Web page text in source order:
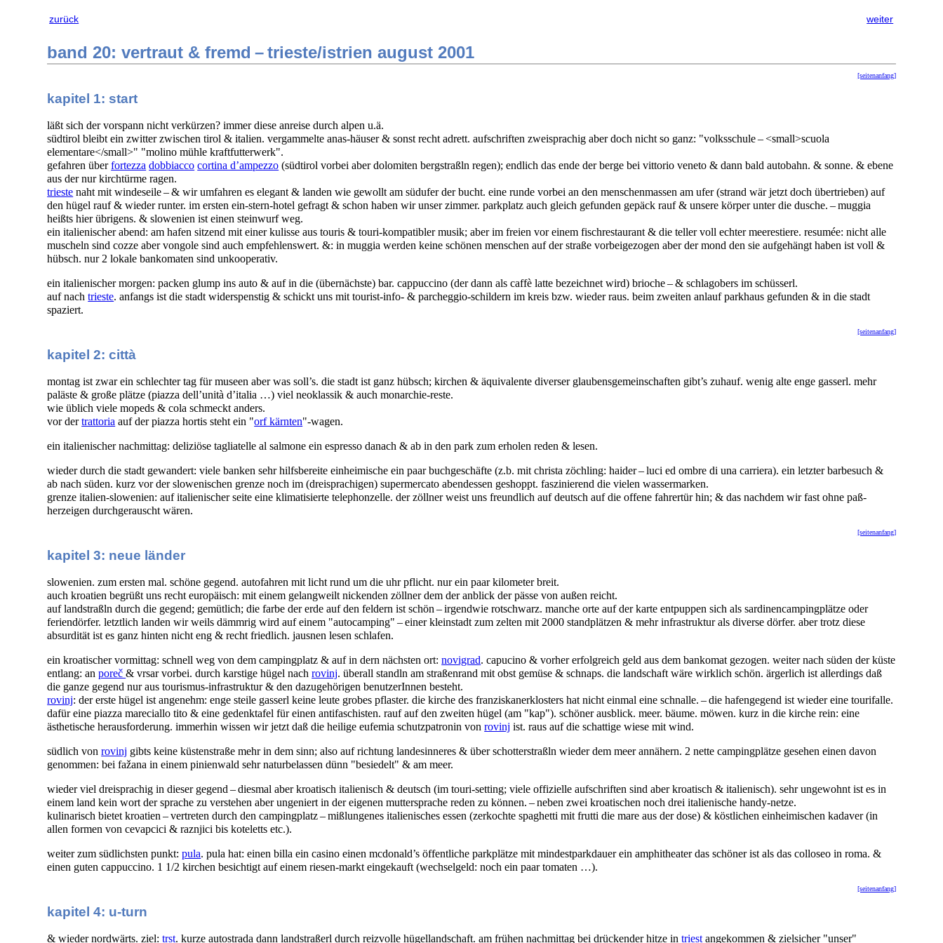
zurück weiter
band 20: vertraut & fremd – trieste/istrien august 2001
[seitenanfang]
kapitel 1: start
läßt sich der vorspann nicht verkürzen? immer diese anreise durch alpen u.ä.
südtirol bleibt ein zwitter zwischen tirol & italien. vergammelte anas-häuser & sonst recht adrett. aufschriften zweisprachig aber doch nicht so ganz: "volksschule – <small>scuola
elementare</small>" "molino mühle kraftfutterwerk".
gefahren überfortezza dobbiacco cortina d’ampezzo (südtirol vorbei aber dolomiten bergstraßln regen); endlich das ende der berge bei vittorio veneto & dann bald autobahn. & sonne. & ebene
aus der nur kirchtürme ragen.
trieste naht mit windeseile – & wir umfahren es elegant & landen wie gewollt am südufer der bucht. eine runde vorbei an den menschenmassen am ufer (strand wär jetzt doch übertrieben) auf
den hügel rauf & wieder runter. im ersten ein-stern-hotel gefragt & schon haben wir unser zimmer. parkplatz auch gleich gefunden gepäck rauf & unsere körper unter die dusche. – muggia
heißts hier übrigens. & slowenien ist einen steinwurf weg.
ein italienischer abend: am hafen sitzend mit einer kulisse aus touris & touri-kompatibler musik; aber im freien vor einem fischrestaurant & die teller voll echter meerestiere. resumée: nicht alle
muscheln sind cozze aber vongole sind auch empfehlenswert. &: in muggia werden keine schönen menschen auf der straße vorbeigezogen aber der mond den sie aufgehängt haben ist voll &
hübsch. nur 2 lokale bankomaten sind unkooperativ.
ein italienischer morgen: packen glump ins auto & auf in die (übernächste) bar. cappuccino (der dann als caffè latte bezeichnet wird) brioche – & schlagobers im schüsserl.
auf nachtrieste. anfangs ist die stadt widerspenstig & schickt uns mit tourist-info- & parcheggio-schildern im kreis bzw. wieder raus. beim zweiten anlauf parkhaus gefunden & in die stadt
spaziert.
[seitenanfang]
kapitel 2: città
montag ist zwar ein schlechter tag für museen aber was soll’s. die stadt ist ganz hübsch; kirchen & äquivalente diverser glaubensgemeinschaften gibt’s zuhauf. wenig alte enge gasserl. mehr
paläste & große plätze (piazza dell’unità d’italia …) viel neoklassik & auch monarchie-reste.
wie üblich viele mopeds & cola schmeckt anders.
vor dertrattoria auf der piazza hortis steht ein "orf kärnten"-wagen.
ein italienischer nachmittag: deliziöse tagliatelle al salmone ein espresso danach & ab in den park zum erholen reden & lesen.
wieder durch die stadt gewandert: viele banken sehr hilfsbereite einheimische ein paar buchgeschäfte (z.b. mit christa zöchling: haider – luci ed ombre di una carriera). ein letzter barbesuch &
ab nach süden. kurz vor der slowenischen grenze noch im (dreisprachigen) supermercato abendessen geshoppt. faszinierend die vielen wassermarken.
grenze italien-slowenien: auf italienischer seite eine klimatisierte telephonzelle. der zöllner weist uns freundlich auf deutsch auf die offene fahrertür hin; & das nachdem wir fast ohne paß-
herzeigen durchgerauscht wären.
[seitenanfang]
kapitel 3: neue länder
slowenien. zum ersten mal. schöne gegend. autofahren mit licht rund um die uhr pflicht. nur ein paar kilometer breit.
auch kroatien begrüßt uns recht europäisch: mit einem gelangweilt nickenden zöllner dem der anblick der pässe von außen reicht.
auf landstraßln durch die gegend; gemütlich; die farbe der erde auf den feldern ist schön – irgendwie rotschwarz. manche orte auf der karte entpuppen sich als sardinencampingplätze oder
feriendörfer. letztlich landen wir weils dämmrig wird auf einem "autocamping" – einer kleinstadt zum zelten mit 2000 standplätzen & mehr infrastruktur als diverse dörfer. aber trotz diese
absurdität ist es ganz hinten nicht eng & recht friedlich. jausnen lesen schlafen.
ein kroatischer vormittag: schnell weg von dem campingplatz & auf in dern nächsten ort:novigrad. capucino & vorher erfolgreich geld aus dem bankomat gezogen. weiter nach süden der küste
entlang: anporeč& vrsar vorbei. durch karstige hügel nachrovinj. überall standln am straßenrand mit obst gemüse & schnaps. die landschaft wäre wirklich schön. ärgerlich ist allerdings daß
die ganze gegend nur aus tourismus-infrastruktur & den dazugehörigen benutzerInnen besteht.
rovinj: der erste hügel ist angenehm: enge steile gasserl keine leute grobes pflaster. die kirche des franziskanerklosters hat nicht einmal eine schnalle. – die hafengegend ist wieder eine tourifalle.
dafür eine piazza mareciallo tito & eine gedenktafel für einen antifaschisten. rauf auf den zweiten hügel (am "kap"). schöner ausblick. meer. bäume. möwen. kurz in die kirche rein: eine
ästhetische herausforderung. immerhin wissen wir jetzt daß die heilige eufemia schutzpatronin vonrovinj ist. raus auf die schattige wiese mit wind.
südlich vonrovinj gibts keine küstenstraße mehr in dem sinn; also auf richtung landesinneres & über schotterstraßln wieder dem meer annähern. 2 nette campingplätze gesehen einen davon
genommen: bei fažana in einem pinienwald sehr naturbelassen dünn "besiedelt" & am meer.
wieder viel dreisprachig in dieser gegend – diesmal aber kroatisch italienisch & deutsch (im touri-setting; viele offizielle aufschriften sind aber kroatisch & italienisch). sehr ungewohnt ist es in
einem land kein wort der sprache zu verstehen aber ungeniert in der eigenen muttersprache reden zu können. – neben zwei kroatischen noch drei italienische handy-netze.
kulinarisch bietet kroatien – vertreten durch den campingplatz – mißlungenes italienisches essen (zerkochte spaghetti mit frutti die mare aus der dose) & köstlichen einheimischen kadaver (in
allen formen von cevapcici & raznjici bis koteletts etc.).
weiter zum südlichsten punkt:pula. pula hat: einen billa ein casino einen mcdonald’s öffentliche parkplätze mit mindestparkdauer ein amphitheater das schöner ist als das colloseo in roma. &
einen guten cappuccino. 1 1/2 kirchen besichtigt auf einem riesen-markt eingekauft (wechselgeld: noch ein paar tomaten …).
[seitenanfang]
kapitel 4: u-turn
& wieder nordwärts. ziel:trst. kurze autostrada dann landstraßerl durch reizvolle hügellandschaft. am frühen nachmittag bei drückender hitze intriest angekommen & zielsicher "unser"